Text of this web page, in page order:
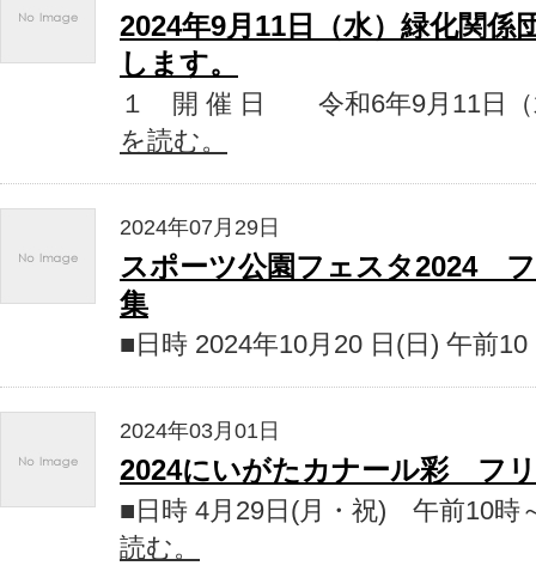
2024年9月11日（水）緑化関係
します。
１ 開 催 日 令和6年9月
を読む。
2024年07月29日
スポーツ公園フェスタ2024
集
■日時 2024年10月20 日(日) 午前
2024年03月01日
2024にいがたカナール彩 フ
■日時 4月29日(月・祝) 午前10
読む。